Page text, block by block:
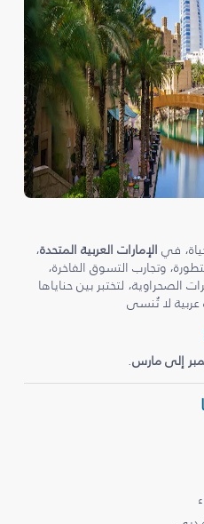
في الإمارات العربية المتحدة،
وتجارب التسوق الفاخرة،
الصحراوية، لتختبر بين حناياها
عربية لا تُنسى
إلى مارس.